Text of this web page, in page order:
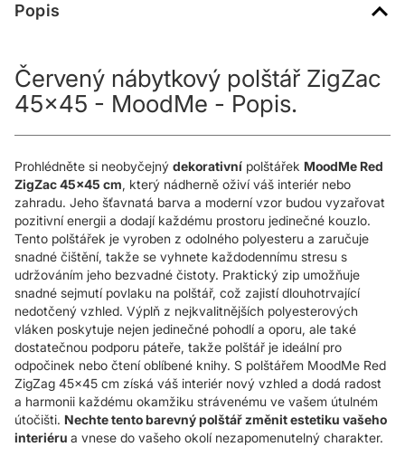
Popis
Červený nábytkový polštář ZigZac
45x45 - MoodMe - Popis.
Prohlédněte si neobyčejný dekorativní polštářek MoodMe Red
ZigZac 45x45 cm, který nádherně oživí váš interiér nebo
zahradu. Jeho šťavnatá barva a moderní vzor budou vyzařovat
pozitivní energii a dodají každému prostoru jedinečné kouzlo.
Tento polštářek je vyroben z odolného polyesteru a zaručuje
snadné čištění, takže se vyhnete každodennímu stresu s
udržováním jeho bezvadné čistoty. Praktický zip umožňuje
snadné sejmutí povlaku na polštář, což zajistí dlouhotrvající
nedotčený vzhled. Výplň z nejkvalitnějších polyesterových
vláken poskytuje nejen jedinečné pohodlí a oporu, ale také
dostatečnou podporu páteře, takže polštář je ideální pro
odpočinek nebo čtení oblíbené knihy. S polštářem MoodMe Red
ZigZag 45x45 cm získá váš interiér nový vzhled a dodá radost
a harmonii každému okamžiku strávenému ve vašem útulném
útočišti. Nechte tento barevný polštář změnit estetiku vašeho
interiéru a vnese do vašeho okolí nezapomenutelný charakter.